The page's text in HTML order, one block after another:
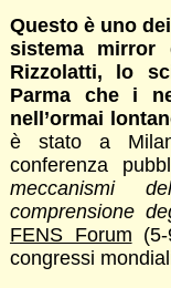
Questo è uno
sistema mirror
Rizzolatti, lo
Parma che i
nell’ormai
è stato a
conferenza
meccanismi
comprensione
FENS Forum
congressi